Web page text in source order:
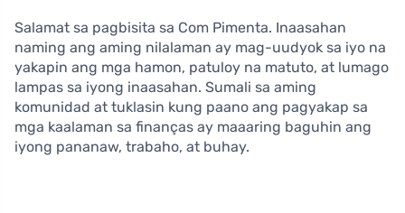
Salamat sa pagbisita sa Com Pimenta. Inaasahan
naming ang aming nilalaman ay mag-uudyok sa iyo na
yakapin ang mga hamon, patuloy na matuto, at lumago
lampas sa iyong inaasahan. Sumali sa aming
komunidad at tuklasin kung paano ang pagyakap sa
mga kaalaman sa finanças ay maaaring baguhin ang
iyong pananaw, trabaho, at buhay.